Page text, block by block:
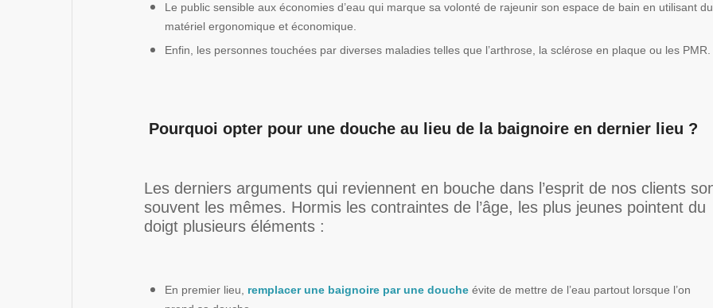
Le public sensible aux économies d’eau qui marque sa volonté de rajeunir son espace de bain en utilisant du
matériel ergonomique et économique.
Enfin, les personnes touchées par diverses maladies telles que l’arthrose, la sclérose en plaque ou les PMR.
Pourquoi opter pour une douche au lieu de la baignoire en dernier lieu ?
Les derniers arguments qui reviennent en bouche dans l’esprit de nos clients
souvent les mêmes. Hormis les contraintes de l’âge, les plus jeunes pointent du
doigt plusieurs éléments :
En premier lieu, remplacer une baignoire par une douche évite de mettre de l’eau partout lorsque l’on